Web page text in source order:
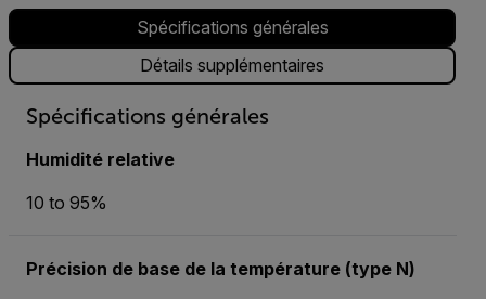
Spécifications générales
Détails supplémentaires
Spécifications générales
Humidité relative
10 to 95%
Précision de base de la température (type N)